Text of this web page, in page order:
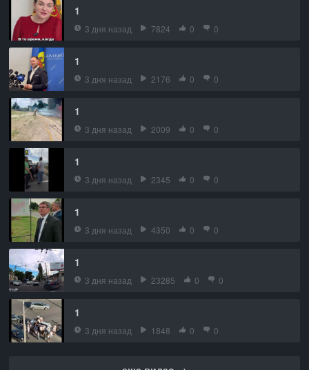
1
3 дня назад 7824 0 0
1
3 дня назад 2176 0 0
1
3 дня назад 2009 0 0
1
3 дня назад 2345 0 0
1
3 дня назад 4350 0 0
1
3 дня назад 23285 0 0
1
3 дня назад 1848 0 0